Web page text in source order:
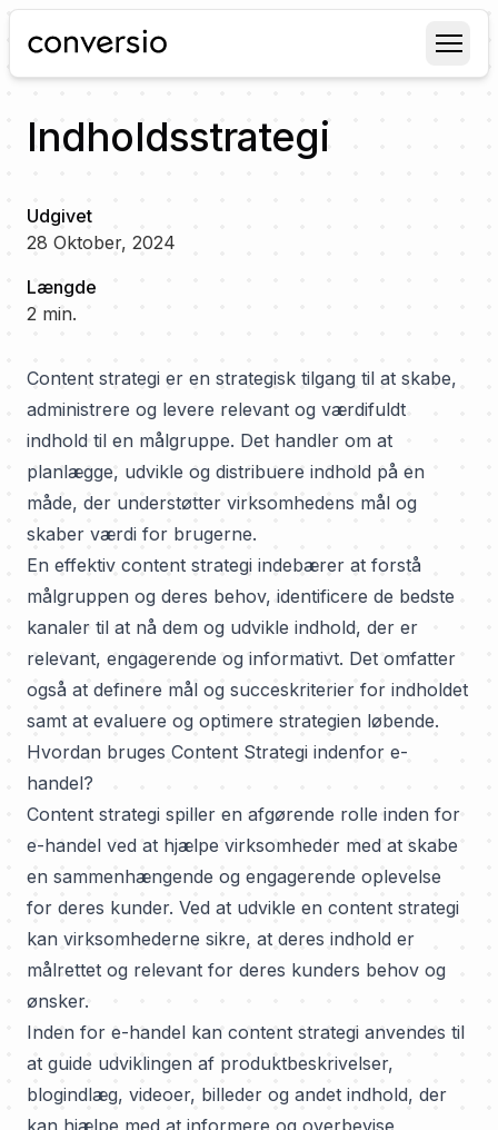
Conversio
Indholdsstrategi
Udgivet
28 Oktober, 2024
Længde
2 min.
Content strategi er en strategisk tilgang til at skabe,
administrere og levere relevant og værdifuldt
indhold til en målgruppe. Det handler om at
planlægge, udvikle og distribuere indhold på en
måde, der understøtter virksomhedens mål og
skaber værdi for brugerne.
En effektiv content strategi indebærer at forstå
målgruppen og deres behov, identificere de bedste
kanaler til at nå dem og udvikle indhold, der er
relevant, engagerende og informativt. Det omfatter
også at definere mål og succeskriterier for indholdet
samt at evaluere og optimere strategien løbende.
Hvordan bruges Content Strategi indenfor e-
handel?
Content strategi spiller en afgørende rolle inden for
e-handel ved at hjælpe virksomheder med at skabe
en sammenhængende og engagerende oplevelse
for deres kunder. Ved at udvikle en content strategi
kan virksomhederne sikre, at deres indhold er
målrettet og relevant for deres kunders behov og
ønsker.
Inden for e-handel kan content strategi anvendes til
at guide udviklingen af produktbeskrivelser,
blogindlæg, videoer, billeder og andet indhold, der
kan hjælpe med at informere og overbevise